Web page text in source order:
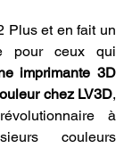
Plus et en fait un
pour ceux qui
imprimante 3D
chez LV3D,
à
couleurs